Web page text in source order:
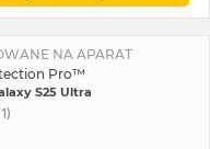
NA APARAT
Pro™
S25 Ultra